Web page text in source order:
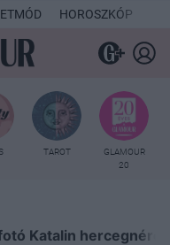
HOROSZKÓP
TAROT
GLAMOUR
20
Katalin